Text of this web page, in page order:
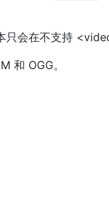
只会在不支持
和 OGG。